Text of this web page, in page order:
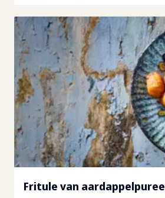
Fritule van aardappelpuree